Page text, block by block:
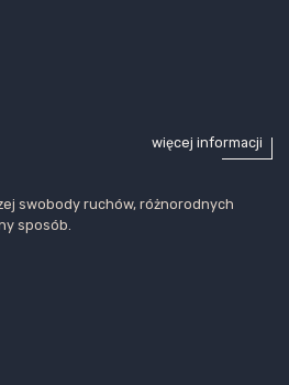
więcej informacji
swobody ruchów, różnorodnych
sposób.